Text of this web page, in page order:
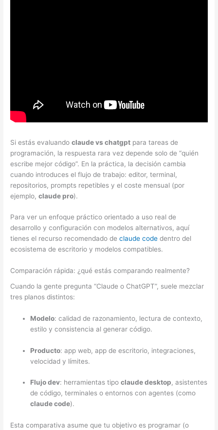
Si estás evaluandoclaude vs chatgpt para tareas de
programación, la respuesta rara vez depende solo de “quién
escribe mejor código”. En la práctica, la decisión cambia
cuando introduces el flujo de trabajo: editor, terminal,
repositorios, prompts repetibles y el coste mensual (por
ejemplo,claude pro).
Para ver un enfoque práctico orientado a uso real de
desarrollo y configuración con modelos alternativos, aquí
tienes el recurso recomendado declaude code dentro del
ecosistema de escritorio y modelos compatibles.
Comparación rápida: ¿qué estás comparando realmente?
Cuando la gente pregunta “Claude o ChatGPT”, suele mezclar
tres planos distintos:
Modelo: calidad de razonamiento, lectura de contexto,
estilo y consistencia al generar código.
Producto: app web, app de escritorio, integraciones,
velocidad y límites.
Flujo dev: herramientas tipoclaude desktop, asistentes
de código, terminales o entornos con agentes (como
claude code).
Esta comparativa asume que tu objetivo es programar (o